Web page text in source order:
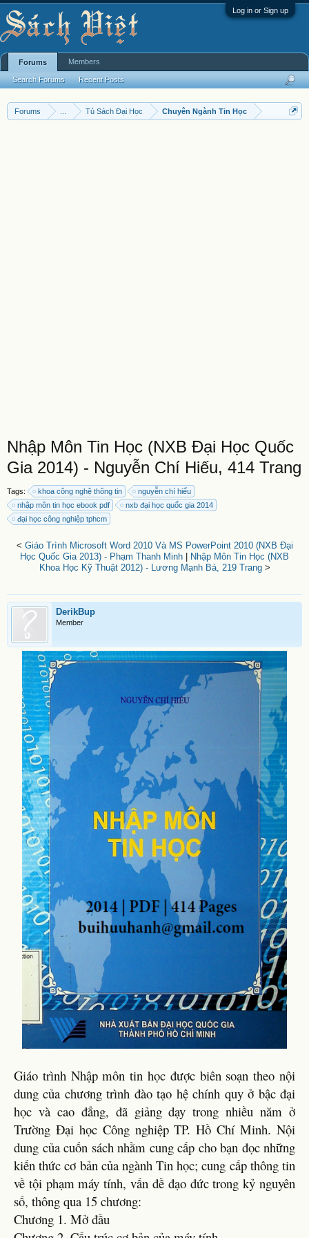
Log in or Sign up
Forums Tủ Sách Đại Học Chuyên Ngành Tin Học
Nhập Môn Tin Học (NXB Đại Học Quốc
Gia 2014) - Nguyễn Chí Hiếu, 414 Trang
Tags: khoa công nghệ thông tin
nguyễn chí hiểu
nhập môn tin học ebook pdf
nxb đại học quốc gia 2014
đại học công nghiệp tphcm
< Giáo Trình Microsoft Word 2010 Và MS PowerPoint 2010 (NXB Đại
Học Quốc Gia 2013) - Phạm Thanh Minh
Nhập Môn Tin Học (NXB
Khoa Học Kỹ Thuật 2012) - Lương Mạnh Bá, 219 Trang>
DerikBup
Member
Giáo trình Nhập môn tin học được biên soạn theo nội
dung của chương trình đào tạo hệ chính quy ở bậc đại
học và cao đẳng, đã giảng dạy trong nhiều năm ở
Trường Đại học Công nghiệp TP. Hồ Chí Minh. Nội
dung của cuốn sách nhằm cung cấp cho bạn đọc những
kiến thức cơ bản của ngành Tin học; cung cấp thông tin
về tội phạm máy tính, vấn đề đạo đức trong kỷ nguyên
số, thông qua 15 chương:
Chương 1. Mở đầu
Forums
Search Forums Recent Posts
Members